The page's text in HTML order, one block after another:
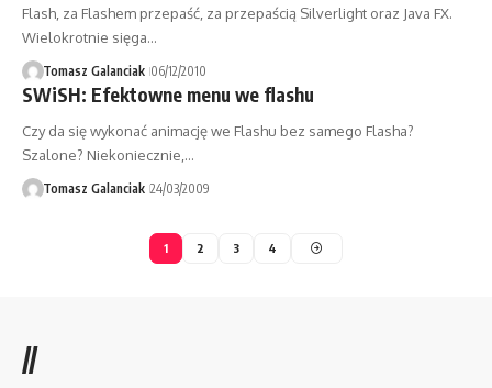
Flash, za Flashem przepaść, za przepaścią Silverlight oraz Java FX.
Wielokrotnie sięga…
Tomasz Galanciak 06/12/2010
SWiSH: Efektowne menu we flashu
Czy da się wykonać animację we Flashu bez samego Flasha?
Szalone? Niekoniecznie,…
Tomasz Galanciak 24/03/2009
1 2 3 4
//